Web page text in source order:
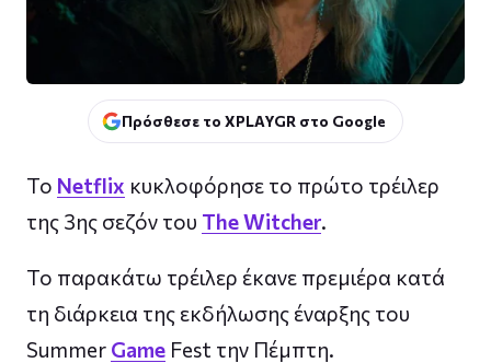
Πρόσθεσε το XPLAYGR στο Google
Το Netflix κυκλοφόρησε το πρώτο τρέιλερ
της 3ης σεζόν του The Witcher.
Το παρακάτω τρέιλερ έκανε πρεμιέρα κατά
τη διάρκεια της εκδήλωσης έναρξης του
Summer Game Fest την Πέμπτη.